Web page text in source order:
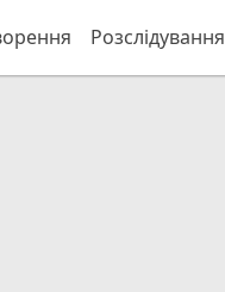
Розслідування